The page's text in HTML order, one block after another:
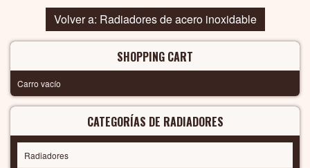
Volver a: Radiadores de acero inoxidable
SHOPPING CART
Carro vacío
CATEGORÍAS DE RADIADORES
Radiadores